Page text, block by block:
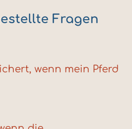
Fragen
wenn mein Pferd